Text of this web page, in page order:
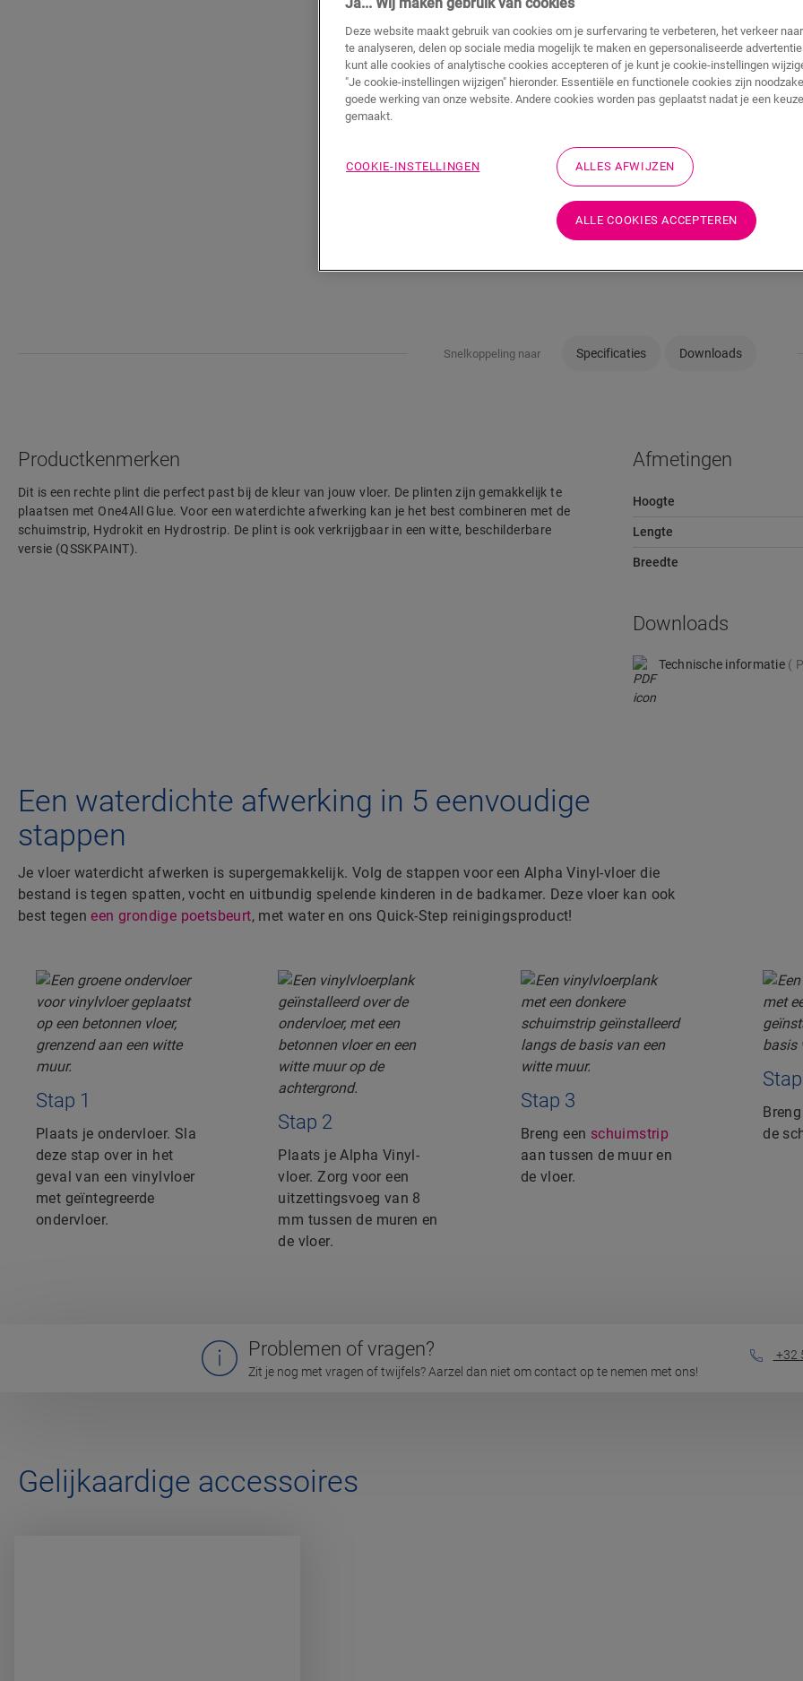
TOEVOEGEN
Wil je dit
Bezoek het
Snelkoppeling naar Specificaties Downloads
Productkenmerken
Dit is een rechte plint die perfect past bij de kleur van jouw vloer. De plinten zijn gemakkelijk te
plaatsen met One4All Glue. Voor een waterdichte afwerking kan je het best combineren met de
schuimstrip, Hydrokit en Hydrostrip. De plint is ook verkrijgbaar in een witte, beschilderbare
versie (QSSKPAINT).
Afmetingen
Hoogte
Lengte
Breedte
Downloads
Technische informatie
Een waterdichte afwerking in 5 eenvoudige
stappen
Je vloer waterdicht afwerken is supergemakkelijk. Volg de stappen voor een Alpha Vinyl-vloer die
bestand is tegen spatten, vocht en uitbundig spelende kinderen in de badkamer. Deze vloer kan ook
best tegeneen grondige poetsbeurt, met water en ons Quick-Step reinigingsproduct!
Stap 1
Plaats je ondervloer. Sla
deze stap over in het
geval van een vinylvloer
met geïntegreerde
ondervloer.
Stap 2
Plaats je Alpha Vinyl-
vloer. Zorg voor een
uitzettingsvoeg van 8
mm tussen de muren en
de vloer.
Stap 3
Breng een schuimstrip
aan tussen de muur en
de vloer.
Breng
de
Problemen of vragen?
Zit je nog met vragen of twijfels? Aarzel dan niet om contact op te nemen met ons!
+32
Gelijkaardige accessoires
Ja... Wij maken gebruik van cookies
Deze website maakt gebruik van cookies om je surfervaring te verbeteren, het verkeer
te analyseren, delen op sociale media mogelijk te maken en gepersonaliseerde
kunt alle cookies of analytische cookies accepteren of je kunt je cookie-instellingen
"Je cookie-instellingen wijzigen" hieronder. Essentiële en functionele cookies zijn
goede werking van onze website. Andere cookies worden pas geplaatst nadat je een
gemaakt.
COOKIE-INSTELLINGEN ALLES AFWIJZEN
ALLE COOKIES ACCEPTEREN